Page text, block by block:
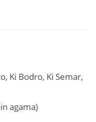
Ki Bodro, Ki Semar,
agama)